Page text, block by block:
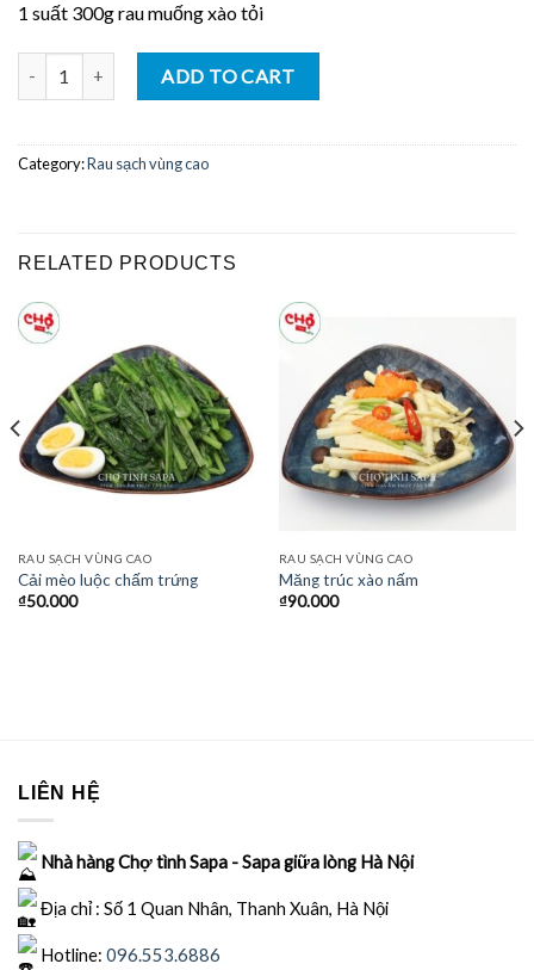
1 suất 300g rau muống xào tỏi
Rau muống xào tỏi quantityADD TO CART
Category:Rau sạch vùng cao
RELATED PRODUCTS
RAU SẠCH VÙNG CAO
Cải mèo luộc chấm trứng
₫50.000
RAU SẠCH VÙNG CAO
Măng trúc xào nấm
₫90.000
LIÊN HỆ
Nhà hàng Chợ tình Sapa - Sapa giữa lòng Hà Nội
Địa chỉ : Số 1 Quan Nhân, Thanh Xuân, Hà Nội
Hotline: 096.553.6886